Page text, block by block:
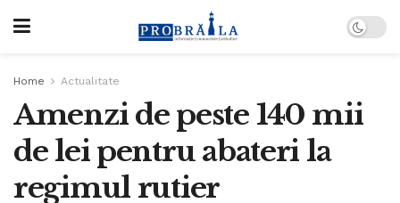
Home Actualitate
Amenzi de peste 140 mii
de lei pentru abateri la
regimul rutier